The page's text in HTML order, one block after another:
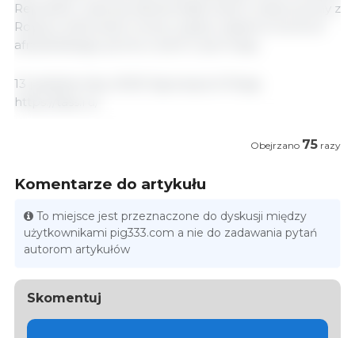
Republiki Ludowej zatwierdziła import wieprzowiny z
Rosji po dokonaniu oceny ryzyka i systemu kontroli
afrykańskiego pomoru świń w tym kraju.
13 października, 2023/ Agroexport/ Rosja.
https://tass.ru/
Obejrzano 75 razy
Komentarze do artykułu
To miejsce jest przeznaczone do dyskusji między
użytkownikami pig333.com a nie do zadawania pytań
autorom artykułów
Skomentuj